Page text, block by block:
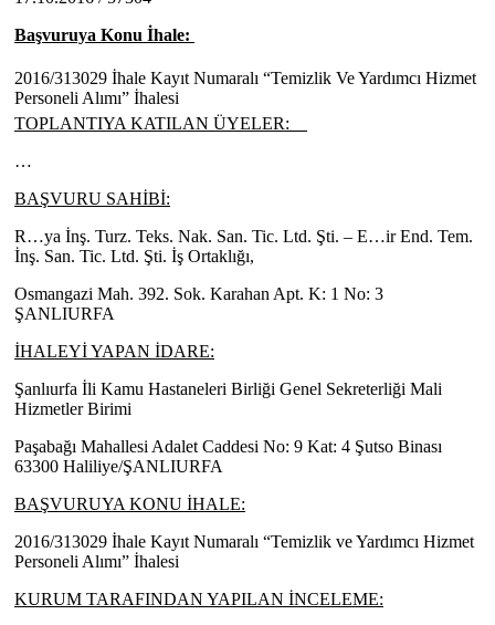
Başvuruya Konu İhale:
2016/313029 İhale Kayıt Numaralı “Temizlik Ve Yardımcı Hizmet
Personeli Alımı” İhalesi
TOPLANTIYA KATILAN ÜYELER:
…
BAŞVURU SAHİBİ:
R…ya İnş. Turz. Teks. Nak. San. Tic. Ltd. Şti. – E…ir End. Tem.
İnş. San. Tic. Ltd. Şti. İş Ortaklığı,
Osmangazi Mah. 392. Sok. Karahan Apt. K: 1 No: 3
ŞANLIURFA
İHALEYİ YAPAN İDARE:
Şanlıurfa İli Kamu Hastaneleri Birliği Genel Sekreterliği Mali
Hizmetler Birimi
Paşabağı Mahallesi Adalet Caddesi No: 9 Kat: 4 Şutso Binası
63300 Haliliye/ŞANLIURFA
BAŞVURUYA KONU İHALE:
2016/313029 İhale Kayıt Numaralı “Temizlik ve Yardımcı Hizmet
Personeli Alımı” İhalesi
KURUM TARAFINDAN YAPILAN İNCELEME: